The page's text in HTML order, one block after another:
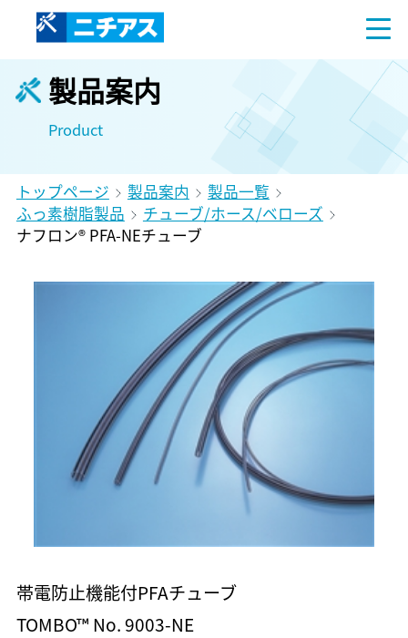
製品案内
Product
トップページ 製品案内
製品一覧
ふっ素樹脂製品
チューブ/ホース/ベローズ
ナフロン® PFA-NEチューブ
帯電防止機能付PFAチューブ
TOMBO™ No. 9003-NE